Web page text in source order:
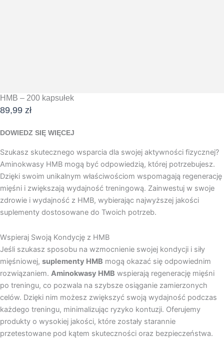
HMB – 200 kapsułek
89,99 zł
DOWIEDZ SIĘ WIĘCEJ
Szukasz skutecznego wsparcia dla swojej aktywności fizycznej?
Aminokwasy HMB mogą być odpowiedzią, której potrzebujesz.
Dzięki swoim unikalnym właściwościom wspomagają regenerację
mięśni i zwiększają wydajność treningową. Zainwestuj w swoje
zdrowie i wydajność z HMB, wybierając najwyższej jakości
suplementy dostosowane do Twoich potrzeb.
Wspieraj Swoją Kondycję z HMB
Jeśli szukasz sposobu na wzmocnienie swojej kondycji i siły
mięśniowej, suplementy HMB mogą okazać się odpowiednim
rozwiązaniem. Aminokwasy HMB wspierają regenerację mięśni
po treningu, co pozwala na szybsze osiąganie zamierzonych
celów. Dzięki nim możesz zwiększyć swoją wydajność podczas
każdego treningu, minimalizując ryzyko kontuzji. Oferujemy
produkty o wysokiej jakości, które zostały starannie
przetestowane pod kątem skuteczności oraz bezpieczeństwa.